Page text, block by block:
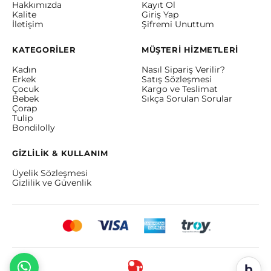
Hakkımızda
Kalite
İletişim
Kayıt Ol
Giriş Yap
Şifremi Unuttum
KATEGORİLER
Kadın
Erkek
Çocuk
Bebek
Çorap
Tulip
Bondilolly
MÜŞTERİ HİZMETLERİ
Nasıl Sipariş Verilir?
Satış Sözleşmesi
Kargo ve Teslimat
Sıkça Sorulan Sorular
GİZLİLİK & KULLANIM
Üyelik Sözleşmesi
Gizlilik ve Güvenlik